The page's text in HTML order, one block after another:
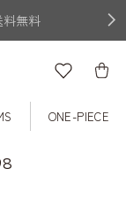
無料
ONE-PIECE